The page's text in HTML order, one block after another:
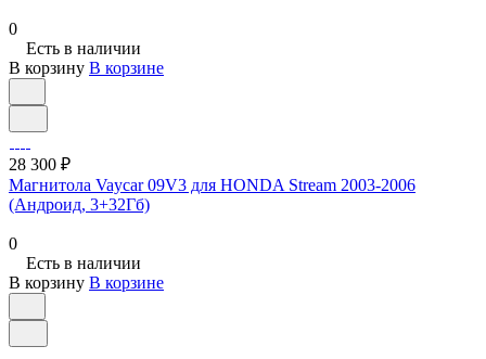
0
Есть в наличии
В корзину В корзине
28 300 ₽
Магнитола Vaycar 09V3 для HONDA Stream 2003-2006
(Андроид, 3+32Гб)
0
Есть в наличии
В корзину В корзине